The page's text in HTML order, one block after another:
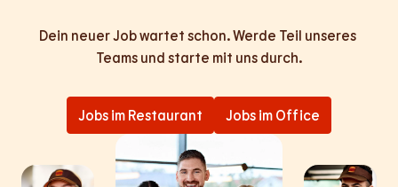
Dein neuer Job wartet schon. Werde Teil unseres
Teams und starte mit uns durch.
Jobs im Restaurant Jobs im Office